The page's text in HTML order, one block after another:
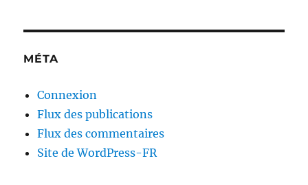
MÉTA
Connexion
Flux des publications
Flux des commentaires
Site de WordPress-FR